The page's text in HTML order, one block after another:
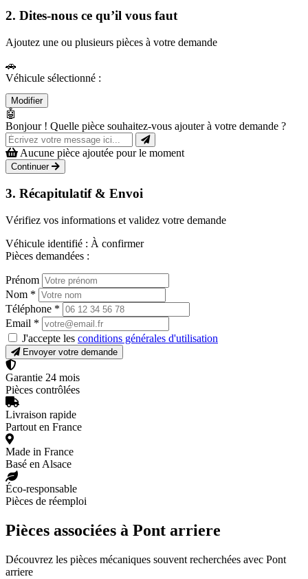
2. Dites-nous ce qu’il vous faut
Ajoutez une ou plusieurs pièces à votre demande
🚗
Véhicule sélectionné :
Modifier
🤖
Bonjour ! Quelle pièce souhaitez-vous ajouter à votre demande ?
Aucune pièce ajoutée pour le moment
Continuer
3. Récapitulatif & Envoi
Vérifiez vos informations et validez votre demande
Véhicule identifié : À confirmer
Pièces demandées :
Prénom
Nom *
Téléphone *
Email *
J'accepte les conditions générales d'utilisation
Envoyer votre demande
Garantie 24 mois
Pièces contrôlées
Livraison rapide
Partout en France
Made in France
Basé en Alsace
Éco-responsable
Pièces de réemploi
Pièces associées à Pont arriere
Découvrez les pièces mécaniques souvent recherchées avec Pont
arriere